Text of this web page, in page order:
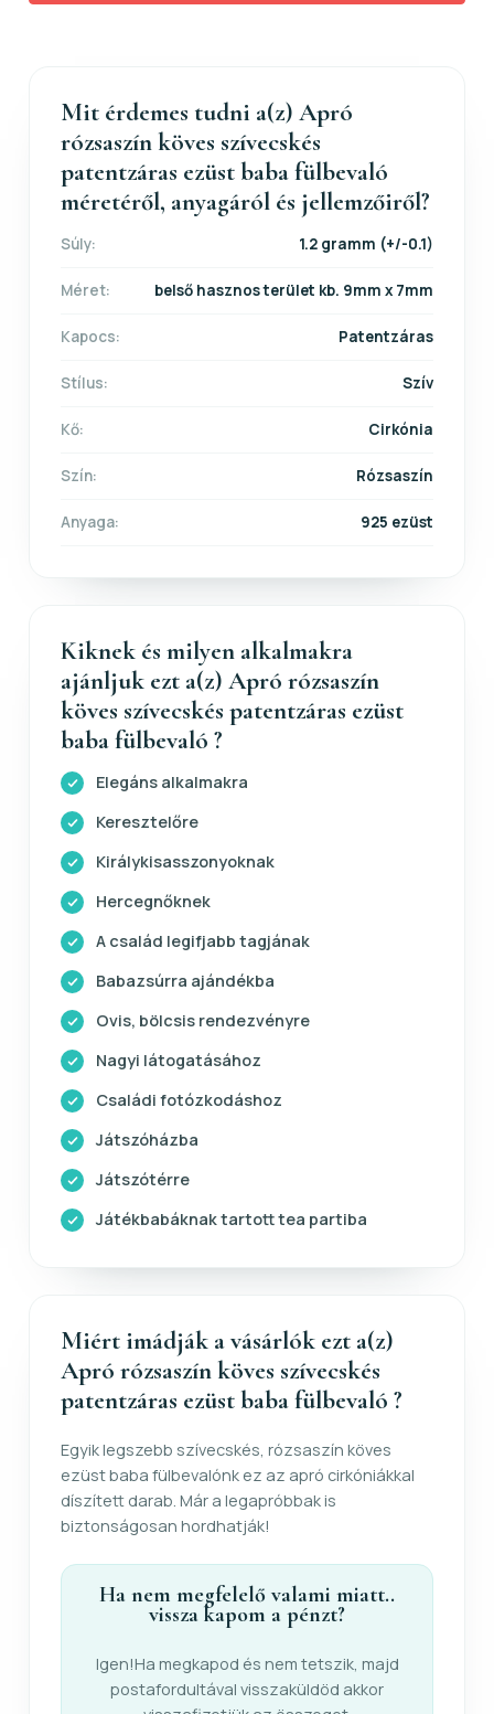
Mit érdemes tudni a(z) Apró
rózsaszín köves szívecskés
patentzáras ezüst baba fülbevaló
méretéről, anyagáról és jellemzőiről?
Súly: 1.2 gramm (+/-0.1)
Méret: belső hasznos terület kb. 9mm x 7mm
Kapocs: Patentzáras
Stílus: Szív
Kő: Cirkónia
Szín: Rózsaszín
Anyaga: 925 ezüst
Kiknek és milyen alkalmakra
ajánljuk ezt a(z) Apró rózsaszín
köves szívecskés patentzáras ezüst
baba fülbevaló ?
Elegáns alkalmakra
Keresztelőre
Királykisasszonyoknak
Hercegnőknek
A család legifjabb tagjának
Babazsúrra ajándékba
Ovis, bölcsis rendezvényre
Nagyi látogatásához
Családi fotózkodáshoz
Játszóházba
Játszótérre
Játékbabáknak tartott tea partiba
Miért imádják a vásárlók ezt a(z)
Apró rózsaszín köves szívecskés
patentzáras ezüst baba fülbevaló ?
Egyik legszebb szívecskés, rózsaszín köves
ezüst baba fülbevalónk ez az apró cirkóniákkal
díszített darab. Már a legapróbbak is
biztonságosan hordhatják!
Ha nem megfelelő valami miatt..
vissza kapom a pénzt?
Igen!Ha megkapod és nem tetszik, majd
postafordultával visszaküldöd akkor